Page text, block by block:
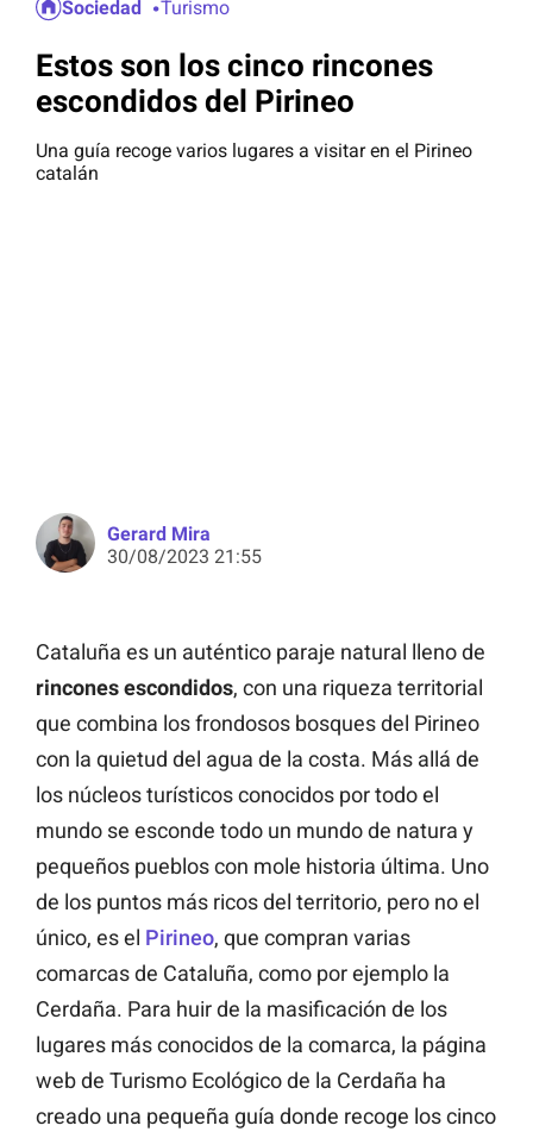
Sociedad Turismo
Estos son los cinco rincones
escondidos del Pirineo
Una guía recoge varios lugares a visitar en el Pirineo
catalán
Gerard Mira
30/08/2023 21:55
Cataluña es un auténtico paraje natural lleno de
rincones escondidos, con una riqueza territorial
que combina los frondosos bosques del Pirineo
con la quietud del agua de la costa. Más allá de
los núcleos turísticos conocidos por todo el
mundo se esconde todo un mundo de natura y
pequeños pueblos con mole historia última. Uno
de los puntos más ricos del territorio, pero no el
único, es el Pirineo, que compran varias
comarcas de Cataluña, como por ejemplo la
Cerdaña. Para huir de la masificación de los
lugares más conocidos de la comarca, la página
web de Turismo Ecológico de la Cerdaña ha
creado una pequeña guía donde recoge los cinco